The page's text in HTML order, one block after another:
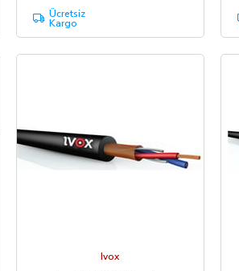
Ücretsiz
Kargo
Ivox